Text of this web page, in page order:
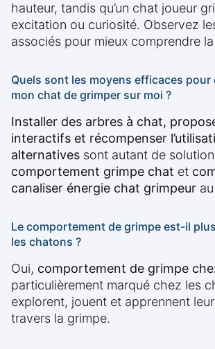
hauteur, tandis qu’un chat joueur
excitation ou curiosité. Observez
associés pour mieux comprendre
Quels sont les moyens efficaces pour
mon chat de grimper sur moi ?
Installer des arbres à chat,
interactifs et récompenser
alternatives sont autant de
comportement grimpe chat et
canaliser énergie chat grimpeur
Le comportement de grimpe est-il
les chatons ?
Oui, comportement de grimpe
particulièrement marqué chez les
explorent, jouent et apprennent
travers la grimpe.